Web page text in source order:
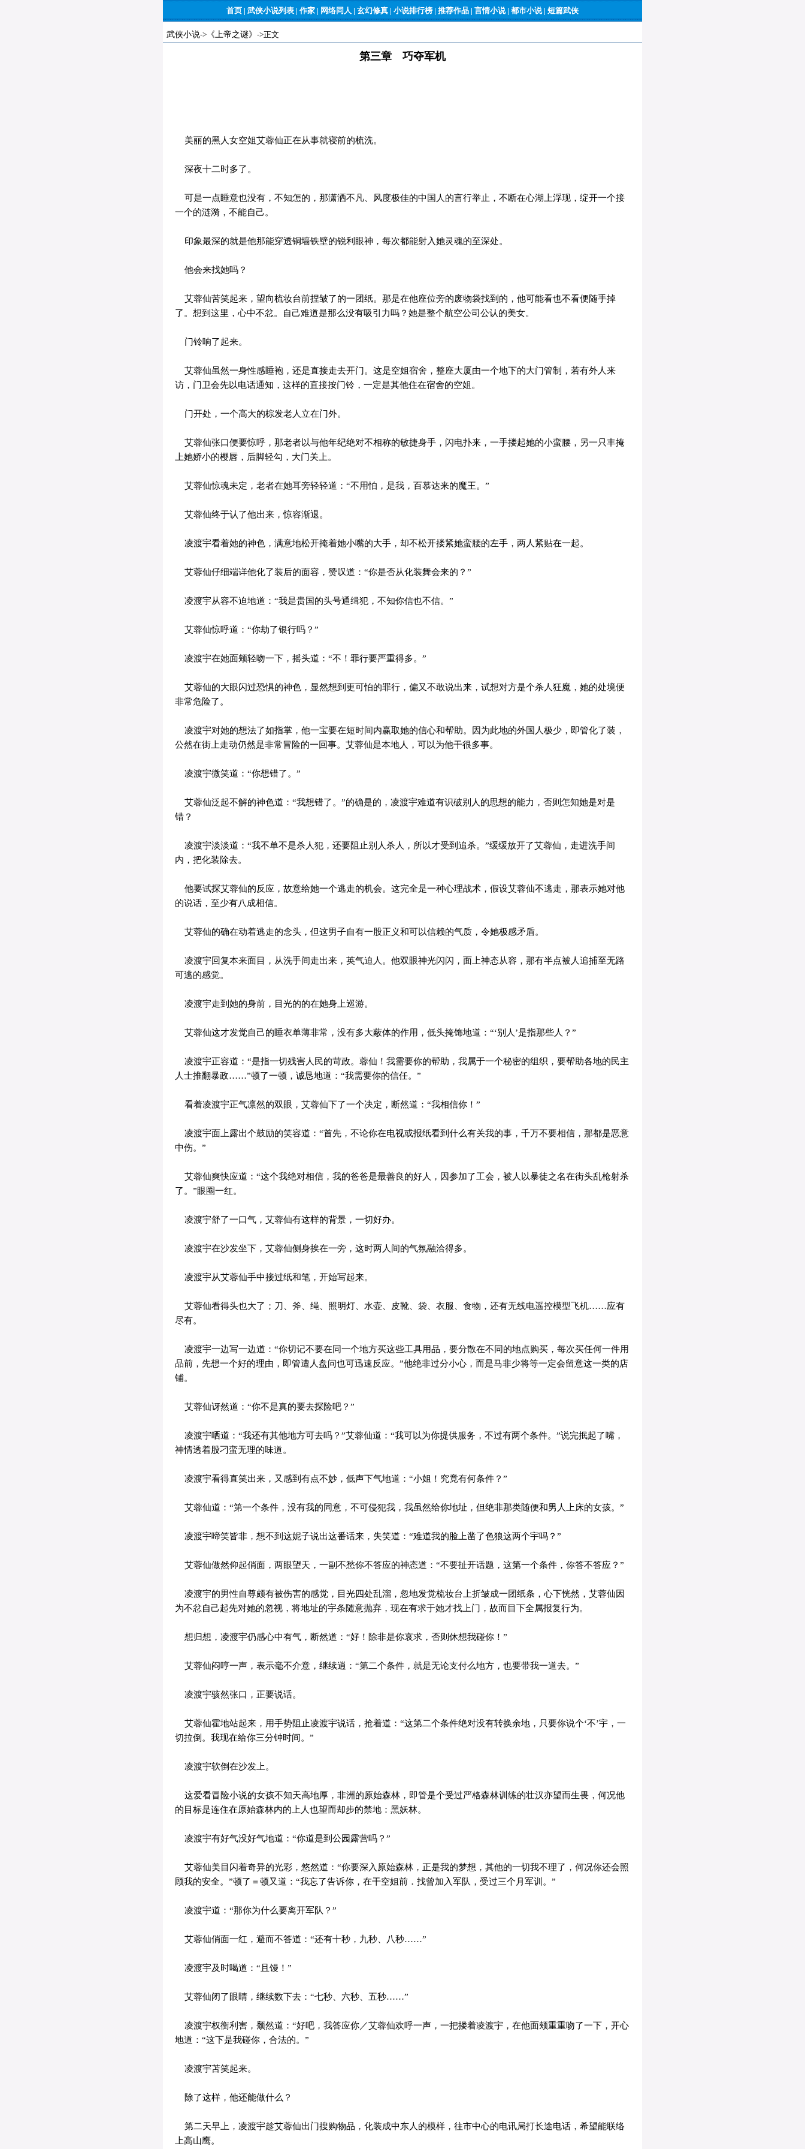
首页 | 武侠小说列表 | 作家 | 网络同人 | 玄幻修真 | 小说排行榜 | 推荐作品 | 言情小说| 都市小说 | 短篇武侠
武侠小说-> 《上帝之谜》 ->正文
第三章 巧夺军机
美丽的黑人女空姐艾蓉仙正在从事就寝前的梳洗。
深夜十二时多了。
可是一点睡意也没有，不知怎的，那潇洒不凡、风度极佳的中国人的言行举止，不断在心湖上浮现，绽开一个接
一个的涟漪，不能自己。
印象最深的就是他那能穿透铜墙铁壁的锐利眼神，每次都能射入她灵魂的至深处。
他会来找她吗？
艾蓉仙苦笑起来，望向梳妆台前捏皱了的一团纸。那是在他座位旁的废物袋找到的，他可能看也不看便随手掉
了。想到这里，心中不忿。自己难道是那么没有吸引力吗？她是整个航空公司公认的美女。
门铃响了起来。
艾蓉仙虽然一身性感睡袍，还是直接走去开门。这是空姐宿舍，整座大厦由一个地下的大门管制，若有外人来
访，门卫会先以电话通知，这样的直接按门铃，一定是其他住在宿舍的空姐。
门开处，一个高大的棕发老人立在门外。
艾蓉仙张口便要惊呼，那老者以与他年纪绝对不相称的敏捷身手，闪电扑来，一手搂起她的小蛮腰，另一只丰掩
上她娇小的樱唇，后脚轻勾，大门关上。
艾蓉仙惊魂未定，老者在她耳旁轻轻道：“不用怕，是我，百慕达来的魔王。”
艾蓉仙终于认了他出来，惊容渐退。
凌渡宇看着她的神色，满意地松开掩着她小嘴的大手，却不松开搂紧她蛮腰的左手，两人紧贴在一起。
艾蓉仙仔细端详他化了装后的面容，赞叹道：“你是否从化装舞会来的？”
凌渡宇从容不迫地道：“我是贵国的头号通缉犯，不知你信也不信。”
艾蓉仙惊呼道：“你劫了银行吗？”
凌渡宇在她面颊轻吻一下，摇头道：“不！罪行要严重得多。”
艾蓉仙的大眼闪过恐惧的神色，显然想到更可怕的罪行，偏又不敢说出来，试想对方是个杀人狂魔，她的处境便
非常危险了。
凌渡宇对她的想法了如指掌，他一宝要在短时间内赢取她的信心和帮助。因为此地的外国人极少，即管化了装，
公然在街上走动仍然是非常冒险的一回事。艾蓉仙是本地人，可以为他干很多事。
凌渡宇微笑道：“你想错了。”
艾蓉仙泛起不解的神色道：“我想错了。”的确是的，凌渡宇难道有识破别人的思想的能力，否则怎知她是对是
错？
凌渡宇淡淡道：“我不单不是杀人犯，还要阻止别人杀人，所以才受到追杀。”缓缓放开了艾蓉仙，走进洗手间
内，把化装除去。
他要试探艾蓉仙的反应，故意给她一个逃走的机会。这完全是一种心理战术，假设艾蓉仙不逃走，那表示她对他
的说话，至少有八成相信。
艾蓉仙的确在动着逃走的念头，但这男子自有一股正义和可以信赖的气质，令她极感矛盾。
凌渡宇回复本来面目，从洗手间走出来，英气迫人。他双眼神光闪闪，面上神态从容，那有半点被人追捕至无路
可逃的感觉。
凌渡宇走到她的身前，目光的的在她身上巡游。
艾蓉仙这才发觉自己的睡衣单薄非常，没有多大蔽体的作用，低头掩饰地道：“‘别人’是指那些人？”
凌渡宇正容道：“是指一切残害人民的苛政。蓉仙！我需要你的帮助，我属于一个秘密的组织，要帮助各地的民主
人士推翻暴政……”顿了一顿，诚恳地道：“我需要你的信任。”
看着凌渡宇正气凛然的双眼，艾蓉仙下了一个决定，断然道：“我相信你！”
凌渡宇面上露出个鼓励的笑容道：“首先，不论你在电视或报纸看到什么有关我的事，千万不要相信，那都是恶意
中伤。”
艾蓉仙爽快应道：“这个我绝对相信，我的爸爸是最善良的好人，因参加了工会，被人以暴徒之名在街头乱枪射杀
了。”眼圈一红。
凌渡宇舒了一口气，艾蓉仙有这样的背景，一切好办。
凌渡宇在沙发坐下，艾蓉仙侧身挨在一旁，这时两人间的气氛融洽得多。
凌渡宇从艾蓉仙手中接过纸和笔，开始写起来。
艾蓉仙看得头也大了；刀、斧、绳、照明灯、水壶、皮靴、袋、衣服、食物，还有无线电遥控模型飞机……应有
尽有。
凌渡宇一边写一边道：“你切记不要在同一个地方买这些工具用品，要分散在不同的地点购买，每次买任何一件用
品前，先想一个好的理由，即管遭人盘问也可迅速反应。”他绝非过分小心，而是马非少将等一定会留意这一类的店
铺。
艾蓉仙讶然道：“你不是真的要去探险吧？”
凌渡宇哂道：“我还有其他地方可去吗？”艾蓉仙道：“我可以为你提供服务，不过有两个条件。”说完抿起了嘴，
神情透着股刁蛮无理的味道。
凌渡宇看得直笑出来，又感到有点不妙，低声下气地道：“小姐！究竟有何条件？”
艾蓉仙道：“第一个条件，没有我的同意，不可侵犯我，我虽然给你地址，但绝非那类随便和男人上床的女孩。”
凌渡宇啼笑皆非，想不到这妮子说出这番话来，失笑道：“难道我的脸上凿了色狼这两个宇吗？”
艾蓉仙做然仰起俏面，两眼望天，一副不愁你不答应的神态道：“不要扯开话题，这第一个条件，你答不答应？”
凌渡宇的男性自尊颇有被伤害的感觉，目光四处乱溜，忽地发觉梳妆台上折皱成一团纸条，心下恍然，艾蓉仙因
为不忿自己起先对她的忽视，将地址的宇条随意抛弃，现在有求于她才找上门，故而目下全属报复行为。
想归想，凌渡宇仍感心中有气，断然道：“好！除非是你哀求，否则休想我碰你！”
艾蓉仙闷哼一声，表示毫不介意，继续逍：“第二个条件，就是无论支付么地方，也要带我一道去。”
凌渡宇骇然张口，正要说话。
艾蓉仙霍地站起来，用手势阻止凌渡宇说话，抢着道：“这第二个条件绝对没有转换余地，只要你说个‘不’宇，一
切拉倒。我现在给你三分钟时间。”
凌渡宇软倒在沙发上。
这爱看冒险小说的女孩不知天高地厚，非洲的原始森林，即管是个受过严格森林训练的壮汉亦望而生畏，何况他
的目标是连住在原始森林内的上人也望而却步的禁地：黑妖林。
凌渡宇有好气没好气地道：“你道是到公园露营吗？”
艾蓉仙美目闪着奇异的光彩，悠然道：“你要深入原始森林，正是我的梦想，其他的一切我不理了，何况你还会照
顾我的安全。”顿了＝顿又道：“我忘了告诉你，在干空姐前．找曾加入军队，受过三个月军训。”
凌渡宇道：“那你为什么要离开军队？”
艾蓉仙俏面一红，避而不答道：“还有十秒，九秒、八秒……”
凌渡宇及时喝道：“且馒！”
艾蓉仙闭了眼睛，继续数下去：“七秒、六秒、五秒……”
凌渡宇权衡利害，颓然道：“好吧，我答应你／艾蓉仙欢呼一声，一把搂着凌渡宇，在他面颊重重吻了一下，开心
地道：“这下是我碰你，合法的。”
凌渡宇苫笑起来。
除了这样，他还能做什么？
第二天早上，凌渡宇趁艾蓉仙出门搜购物品，化装成中东人的模样，往市中心的电讯局打长途电话，希望能联络
上高山鹰。